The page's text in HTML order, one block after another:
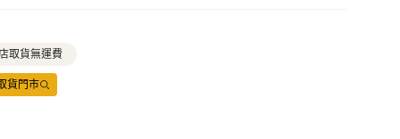
取貨無運費
貨門市